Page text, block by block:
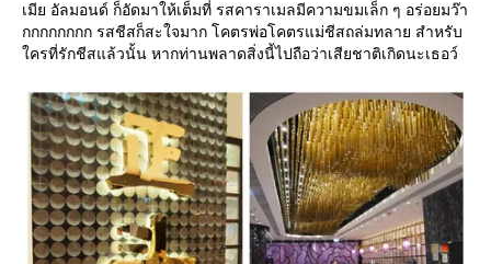
เมีย อัลมอนด์ ก็อัดมาให้เต็มที่ รสคาราเมลมีความขมเล็ก ๆ อร่อยมว๊า
กกกกกกกก รสชีสก็สะใจมาก โคตรพ่อโคตรแม่ชีสถล่มทลาย สำหรับ
ครที่รักชีสแล้วนั้น หากท่านพลาดสิ่งนี้ไปถือว่าเสียชาติเกิดนะเธอว์